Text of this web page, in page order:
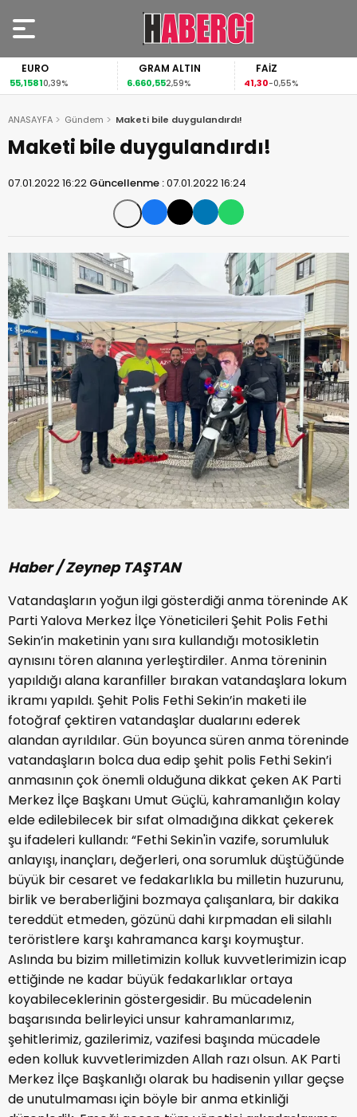
EURO
55,15810,39%
GRAM ALTIN
6.660,552,59%
FAİZ
41,30-0,55%
ANASAYFA Gündem Maketi bile duygulandırdı!
Maketi bile duygulandırdı!
07.01.2022 16:22 Güncellenme :07.01.2022 16:24
Haber / Zeynep TAŞTAN
Vatandaşların yoğun ilgi gösterdiği anma töreninde AK
Parti Yalova Merkez İlçe Yöneticileri Şehit Polis Fethi
Sekin’in maketinin yanı sıra kullandığı motosikletin
aynısını tören alanına yerleştirdiler. Anma töreninin
yapıldığı alana karanfiller bırakan vatandaşlara lokum
ikramı yapıldı. Şehit Polis Fethi Sekin’in maketi ile
fotoğraf çektiren vatandaşlar dualarını ederek
alandan ayrıldılar. Gün boyunca süren anma töreninde
vatandaşların bolca dua edip şehit polis Fethi Sekin’i
anmasının çok önemli olduğuna dikkat çeken AK Parti
Merkez İlçe Başkanı Umut Güçlü, kahramanlığın kolay
elde edilebilecek bir sıfat olmadığına dikkat çekerek
şu ifadeleri kullandı: “Fethi Sekin'in vazife, sorumluluk
anlayışı, inançları, değerleri, ona sorumluk düştüğünde
büyük bir cesaret ve fedakarlıkla bu milletin huzurunu,
birlik ve beraberliğini bozmaya çalışanlara, bir dakika
tereddüt etmeden, gözünü dahi kırpmadan eli silahlı
teröristlere karşı kahramanca karşı koymuştur.
Aslında bu bizim milletimizin kolluk kuvvetlerimizin icap
ettiğinde ne kadar büyük fedakarlıklar ortaya
koyabileceklerinin göstergesidir. Bu mücadelenin
başarısında belirleyici unsur kahramanlarımız,
şehitlerimiz, gazilerimiz, vazifesi başında mücadele
eden kolluk kuvvetlerimizden Allah razı olsun. AK Parti
Merkez İlçe Başkanlığı olarak bu hadisenin yıllar geçse
de unutulmaması için böyle bir anma etkinliği